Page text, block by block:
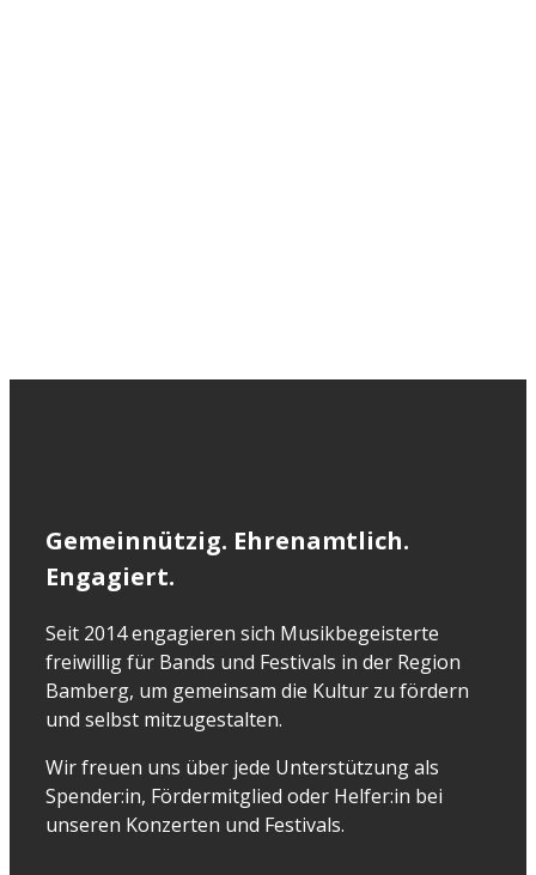
Gemeinnützig. Ehrenamtlich.
Engagiert.
Seit 2014 engagieren sich Musikbegeisterte
freiwillig für Bands und Festivals in der Region
Bamberg, um gemeinsam die Kultur zu fördern
und selbst mitzugestalten.
Wir freuen uns über jede Unterstützung als
Spender:in, Fördermitglied oder Helfer:in bei
unseren Konzerten und Festivals.